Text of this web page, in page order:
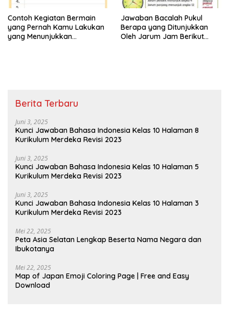
Contoh Kegiatan Bermain
yang Pernah Kamu Lakukan
yang Menunjukkan
Jawaban Bacalah Pukul
Berapa yang Ditunjukkan
Oleh Jarum Jam Berikut
Berita Terbaru
Juni 3, 2025
Kunci Jawaban Bahasa Indonesia Kelas 10 Halaman 8
Kurikulum Merdeka Revisi 2023
Juni 3, 2025
Kunci Jawaban Bahasa Indonesia Kelas 10 Halaman 5
Kurikulum Merdeka Revisi 2023
Juni 3, 2025
Kunci Jawaban Bahasa Indonesia Kelas 10 Halaman 3
Kurikulum Merdeka Revisi 2023
Mei 22, 2025
Peta Asia Selatan Lengkap Beserta Nama Negara dan
Ibukotanya
Mei 22, 2025
Map of Japan Emoji Coloring Page | Free and Easy
Download